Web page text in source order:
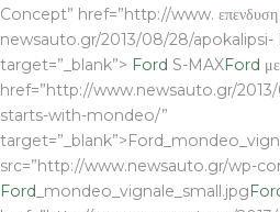
Concept” href=”http://www. επενδυση
newsauto.gr/2013/08/28/apokalipsi-
target=”_blank”> Ford S-MAXFord
href=”http://www.newsauto.gr/
starts-with-mondeo/”
src=”http://www.newsauto.gr/wp-
Ford _mondeo_vignale_small.jpg